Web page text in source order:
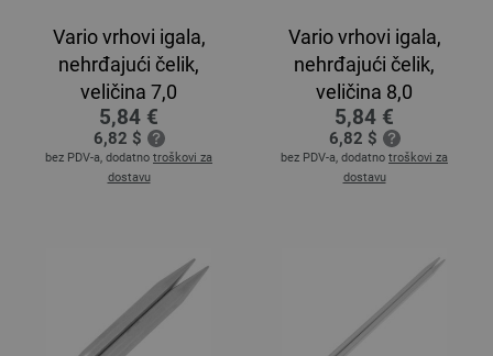
Vario vrhovi igala,
nehrđajući čelik,
veličina 7,0
5,84 €
6,82 $
bez PDV-a, dodatno troškovi za
dostavu
Vario vrhovi igala,
nehrđajući čelik,
veličina 8,0
5,84 €
6,82 $
bez PDV-a, dodatno troškovi za
dostavu